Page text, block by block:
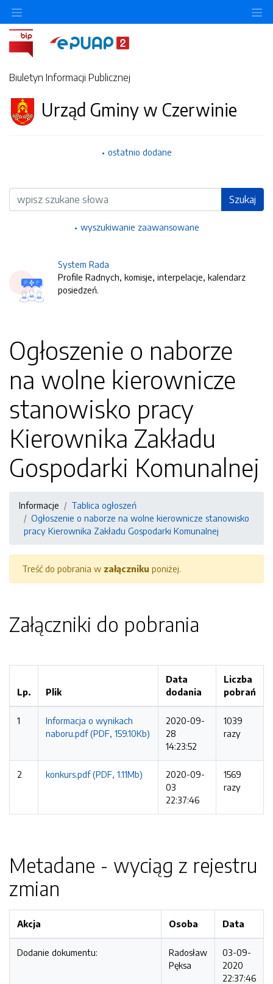
Biuletyn Informacji Publicznej
Urząd Gminy w Czerwinie
ostatnio dodane
Wyszukiwarka Szukaj
wyszukiwanie zaawansowane
System Rada
Profile Radnych, komisje, interpelacje, kalendarz
posiedzeń.
Ogłoszenie o naborze
na wolne kierownicze
stanowisko pracy
Kierownika Zakładu
Gospodarki Komunalnej
Informacje
Tablica ogłoszeń
Ogłoszenie o naborze na wolne kierownicze stanowisko
pracy Kierownika Zakładu Gospodarki Komunalnej
Treść do pobrania w załączniku poniżej.
Załączniki do pobrania
Lp. Plik
Data
dodania
Liczba
pobrań
1
Informacja o wynikach
naboru.pdf (PDF, 159.10Kb)
2020-09-
28
14:23:52
1039
razy
2 konkurs.pdf (PDF, 1.11Mb)
2020-09-
03
22:37:46
1569
razy
Metadane - wyciąg z rejestru
zmian
Akcja Osoba Data
Dodanie dokumentu:
Radosław
Pęksa
03-09-
2020
22:37:46